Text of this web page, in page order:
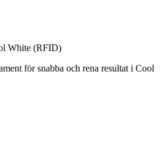
White (RFID)
för snabba och rena resultat i Cool